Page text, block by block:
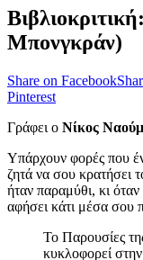
Μπονγκράν)
Share on Facebook
Pinterest
Γράφει ο Νίκος
Υπάρχουν φορές που
ζητά να σου κρατήσει
ήταν παραμύθι, κι όταν
αφήσει κάτι μέσα σου
Το Παρουσίες
κυκλοφορεί